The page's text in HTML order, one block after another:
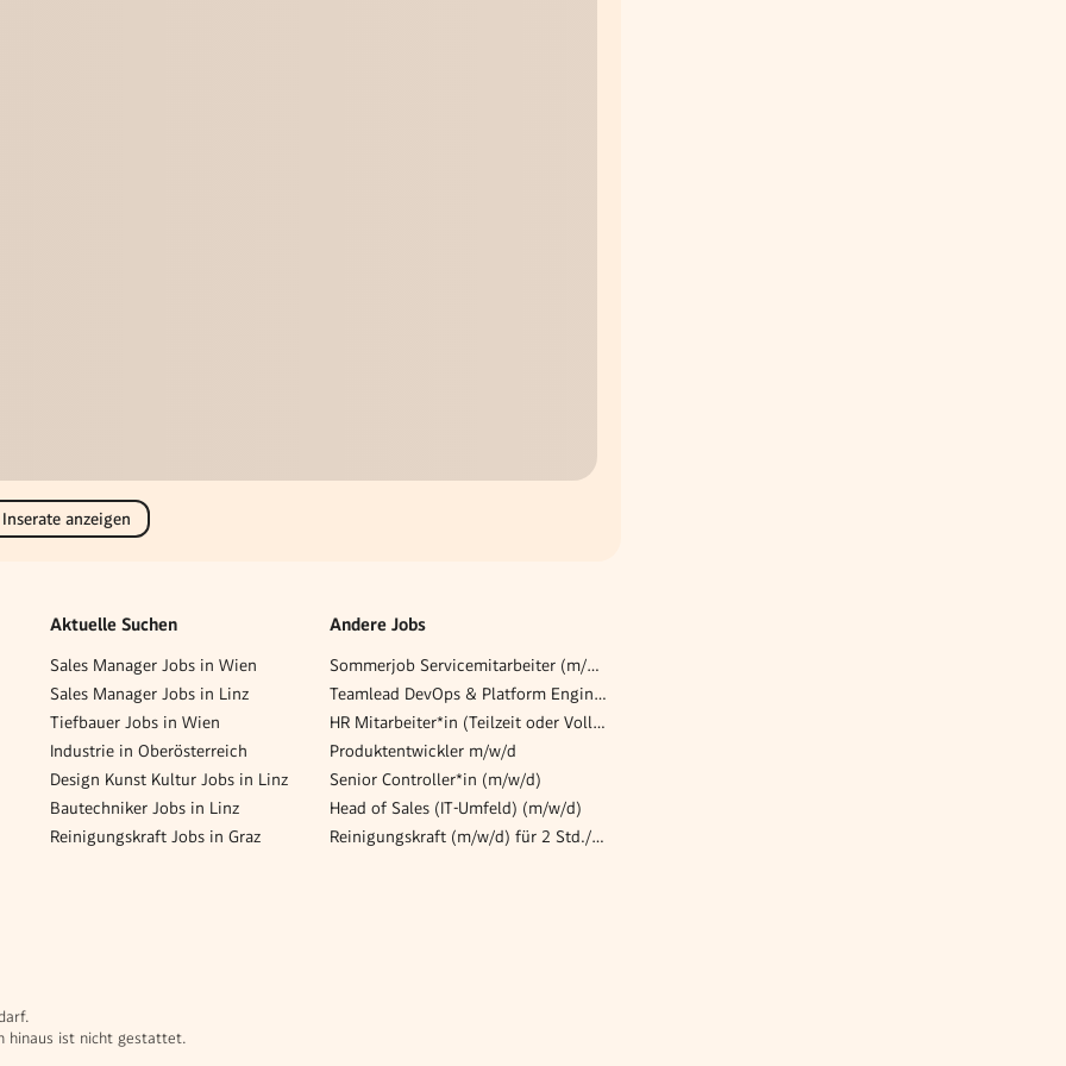
anzeigen
Aktuelle Suchen
Sales Manager Jobs in Wien
Sales Manager Jobs in Linz
Tiefbauer Jobs in Wien
Industrie in Oberösterreich
Design Kunst Kultur Jobs in Linz
Bautechniker Jobs in Linz
Reinigungskraft Jobs in Graz
Andere Jobs
Sommerjob Servicemitarbeiter (m/w/d) für die Opernlounge
Teamlead DevOps & Platform Engineering
HR Mitarbeiter*in (Teilzeit oder Vollzeit)
Produktentwickler m/w/d
Senior Controller*in (m/w/d)
Head of Sales (IT-Umfeld) (m/w/d)
Reinigungskraft (m/w/d) für 2 Std./Woche (Freie Zeiteinteilung!)
hinaus ist nicht gestattet.